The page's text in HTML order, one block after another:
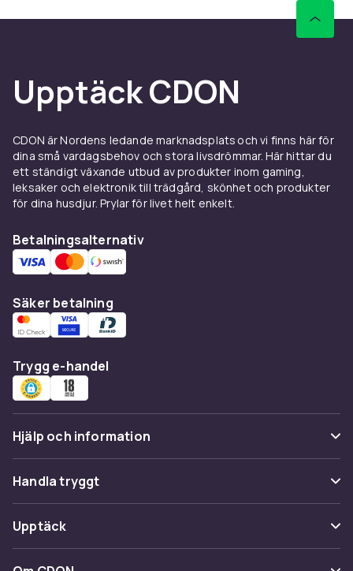
Upptäck CDON
CDON är Nordens ledande marknadsplats och vi finns här för
dina små vardagsbehov och stora livsdrömmar. Här hittar du
ett ständigt växande utbud av produkter inom gaming,
leksaker och elektronik till trädgård, skönhet och produkter
för dina husdjur. Prylar för livet helt enkelt.
Betalningsalternativ
Säker betalning
Trygg e-handel
Hjälp och information
Vanliga frågor
Spåra paket
Ångra & Returnera här
Handla tryggt
Betalning
Leverans
Upptäck
Kategorier